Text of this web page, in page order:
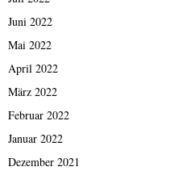
Juni 2022
Mai 2022
April 2022
März 2022
Februar 2022
Januar 2022
Dezember 2021